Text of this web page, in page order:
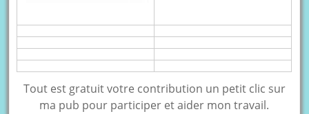
Tout est gratuit votre contribution un petit clic sur
ma pub pour participer et aider mon travail.